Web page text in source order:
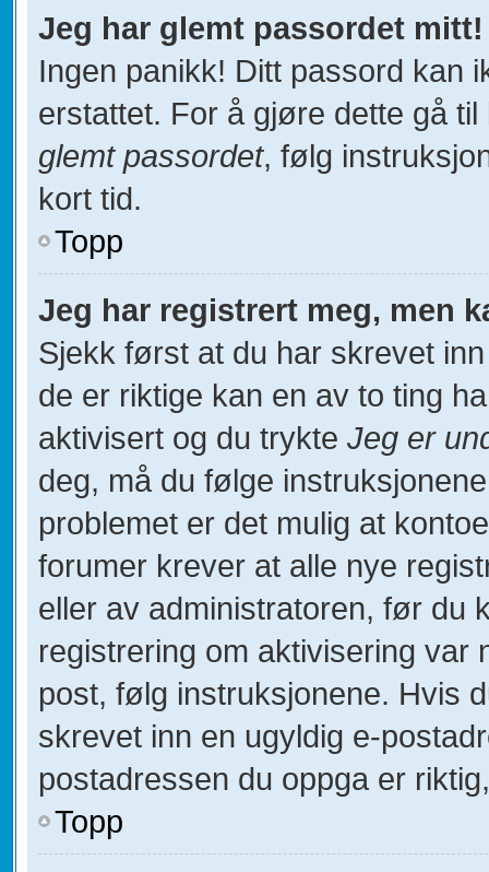
Jeg har glemt passordet mitt!
Ingen panikk! Ditt passord kan
erstattet. For å gjøre dette gå
glemt passordet, følg
kort tid.
Topp
Jeg har registrert meg, men
Sjekk først at du har skrevet
de er riktige kan en av to ting
aktivisert og du trykte Jeg er
deg, må du følge
problemet er det mulig at
forumer krever at alle nye
eller av administratoren, før du
registrering om aktivisering var
post, følg instruksjonene. Hvis
skrevet inn en ugyldig e-
postadressen du oppga er
Topp